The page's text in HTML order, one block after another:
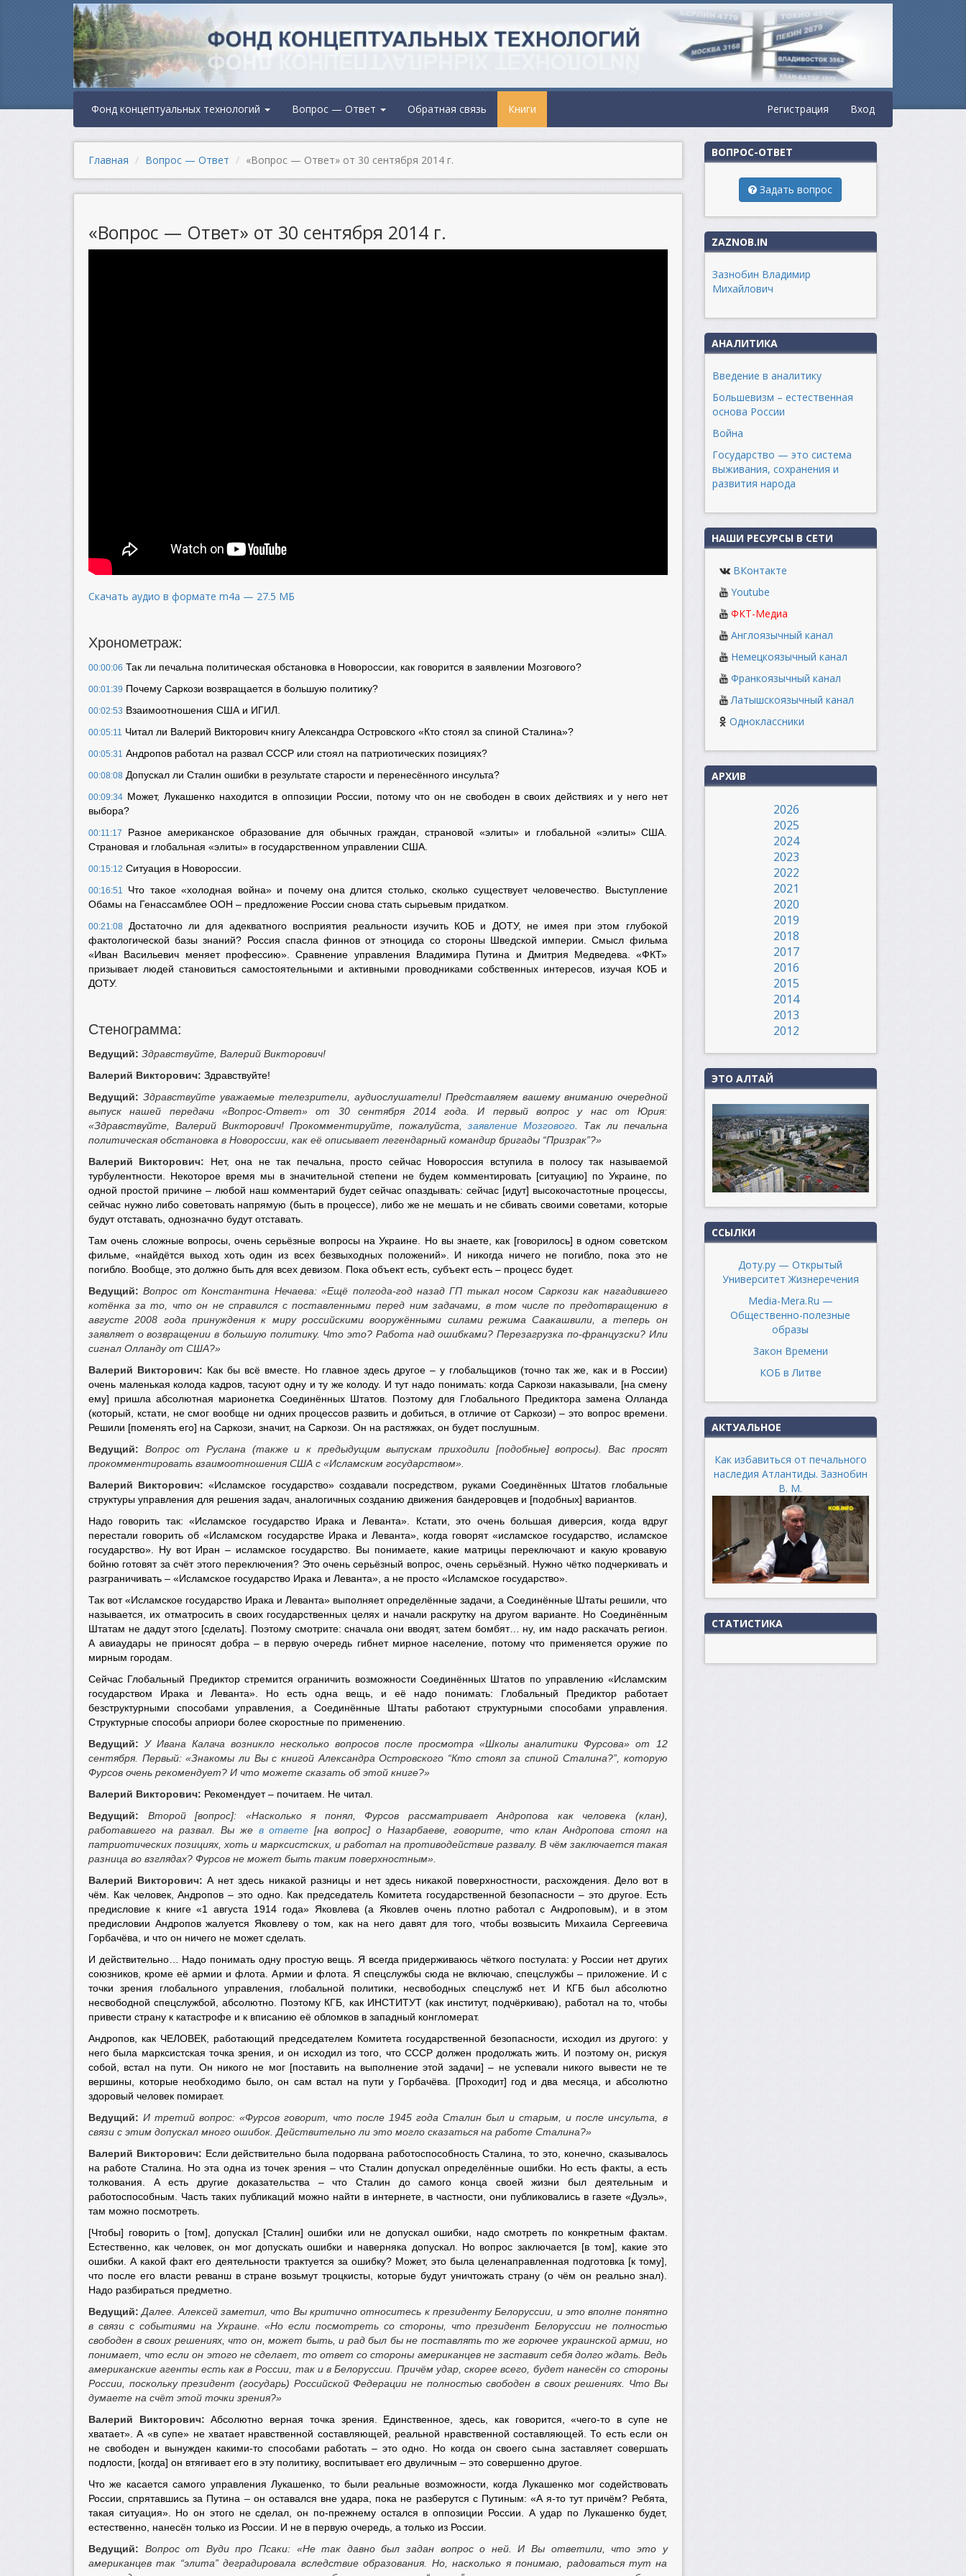
Фонд концептуальных технологий Вопрос — Ответ Обратная связь Книги Регистрация Вход
Главная Вопрос — Ответ «Вопрос — Ответ» от 30 сентября 2014 г.
«Вопрос — Ответ» от 30 сентября 2014 г.
Скачать аудио в формате m4a — 27.5 МБ
Хронометраж:
00:00:06 Так ли печальна политическая обстановка в Новороссии, как говорится в заявлении Мозгового?
00:01:39 Почему Саркози возвращается в большую политику?
00:02:53 Взаимоотношения США и ИГИЛ.
00:05:11 Читал ли Валерий Викторович книгу Александра Островского «Кто стоял за спиной Сталина»?
00:05:31 Андропов работал на развал СССР или стоял на патриотических позициях?
00:08:08 Допускал ли Сталин ошибки в результате старости и перенесённого инсульта?
00:09:34 Может, Лукашенко находится в оппозиции России, потому что он не свободен в своих действиях и у него нет
выбора?
00:11:17
Разное американское образование для обычных граждан, страновой «элиты» и глобальной «элиты» США.
Страновая и глобальная «элиты» в государственном управлении США.
00:15:12 Ситуация в Новороссии.
00:16:51
Что такое «холодная война» и почему она длится столько, сколько существует человечество. Выступление
Обамы на Генассамблее ООН – предложение России снова стать сырьевым придатком.
00:21:08
Достаточно ли для адекватного восприятия реальности изучить КОБ и ДОТУ, не имея при этом глубокой
фактологической базы знаний? Россия спасла финнов от этноцида со стороны Шведской империи. Смысл фильма
«Иван Васильевич меняет профессию». Сравнение управления Владимира Путина и Дмитрия Медведева. «ФКТ»
призывает людей становиться самостоятельными и активными проводниками собственных интересов, изучая КОБ и
ДОТУ.
Стенограмма:
Ведущий: Здравствуйте, Валерий Викторович!
Валерий Викторович: Здравствуйте!
Ведущий: Здравствуйте уважаемые телезрители, аудиослушатели! Представляем вашему вниманию очередной
выпуск нашей передачи «Вопрос-Ответ» от 30 сентября 2014 года. И первый вопрос у нас от Юрия:
«Здравствуйте, Валерий Викторович! Прокомментируйте, пожалуйста, заявление Мозгового. Так ли печальна
политическая обстановка в Новороссии, как её описывает легендарный командир бригады “Призрак”?»
Валерий Викторович: Нет, она не так печальна, просто сейчас Новороссия вступила в полосу так называемой
турбулентности. Некоторое время мы в значительной степени не будем комментировать [ситуацию] по Украине, по
одной простой причине – любой наш комментарий будет сейчас опаздывать: сейчас [идут] высокочастотные процессы,
сейчас нужно либо советовать напрямую (быть в процессе), либо же не мешать и не сбивать своими советами, которые
будут отставать, однозначно будут отставать.
Там очень сложные вопросы, очень серьёзные вопросы на Украине. Но вы знаете, как [говорилось] в одном советском
фильме, «найдётся выход хоть один из всех безвыходных положений». И никогда ничего не погибло, пока это не
погибло. Вообще, это должно быть для всех девизом. Пока объект есть, субъект есть – процесс будет.
Ведущий: Вопрос от Константина Нечаева: «Ещё полгода-год назад ГП тыкал носом Саркози как нагадившего
котёнка за то, что он не справился с поставленными перед ним задачами, в том числе по предотвращению в
августе 2008 года принуждения к миру российскими вооружёнными силами режима Саакашвили, а теперь он
заявляет о возвращении в большую политику. Что это? Работа над ошибками? Перезагрузка по-французски? Или
сигнал Олланду от США?»
Валерий Викторович: Как бы всё вместе. Но главное здесь другое – у глобальщиков (точно так же, как и в России)
очень маленькая колода кадров, тасуют одну и ту же колоду. И тут надо понимать: когда Саркози наказывали, [на смену
ему] пришла абсолютная марионетка Соединённых Штатов. Поэтому для Глобального Предиктора замена Олланда
(который, кстати, не смог вообще ни одних процессов развить и добиться, в отличие от Саркози) – это вопрос времени.
Решили [поменять его] на Саркози, значит, на Саркози. Он на растяжках, он будет послушным.
Ведущий:
Вопрос от Руслана (также и к предыдущим выпускам приходили [подобные] вопросы). Вас просят
прокомментировать взаимоотношения США с «Исламским государством».
Валерий Викторович: «Исламское государство» создавали посредством, руками Соединённых Штатов глобальные
структуры управления для решения задач, аналогичных созданию движения бандеровцев и [подобных] вариантов.
Надо говорить так: «Исламское государство Ирака и Леванта». Кстати, это очень большая диверсия, когда вдруг
перестали говорить об «Исламском государстве Ирака и Леванта», когда говорят «исламское государство, исламское
государство». Ну вот Иран – исламское государство. Вы понимаете, какие матрицы переключают и какую кровавую
бойню готовят за счёт этого переключения? Это очень серьёзный вопрос, очень серьёзный. Нужно чётко подчеркивать и
разграничивать – «Исламское государство Ирака и Леванта», а не просто «Исламское государство».
Так вот «Исламское государство Ирака и Леванта» выполняет определённые задачи, а Соединённые Штаты решили, что
называется, их отматросить в своих государственных целях и начали раскрутку на другом варианте. Но Соединённым
Штатам не дадут этого [сделать]. Поэтому смотрите: сначала они вводят, затем бомбят… ну, им надо раскачать регион.
А авиаудары не приносят добра – в первую очередь гибнет мирное население, потому что применяется оружие по
мирным городам.
Сейчас Глобальный Предиктор стремится ограничить возможности Соединённых Штатов по управлению «Исламским
государством Ирака и Леванта». Но есть одна вещь, и её надо понимать: Глобальный Предиктор работает
безструктурными способами управления, а Соединённые Штаты работают структурными способами управления.
Структурные способы априори более скоростные по применению.
Ведущий: У Ивана Калача возникло несколько вопросов после просмотра «Школы аналитики Фурсова» от 12
сентября. Первый: «Знакомы ли Вы с книгой Александра Островского “Кто стоял за спиной Сталина?”, которую
Фурсов очень рекомендует? И что можете сказать об этой книге?»
Валерий Викторович: Рекомендует – почитаем. Не читал.
Ведущий:
Второй [вопрос]:
«Насколько я понял, Фурсов рассматривает Андропова как человека (клан),
работавшего на развал. Вы же в ответе [на вопрос] о Назарбаеве, говорите, что клан Андропова стоял на
патриотических позициях, хоть и марксистских, и работал на противодействие развалу. В чём заключается такая
разница во взглядах? Фурсов не может быть таким поверхностным».
Валерий Викторович: А нет здесь никакой разницы и нет здесь никакой поверхностности, расхождения. Дело вот в
чём. Как человек, Андропов – это одно. Как председатель Комитета государственной безопасности – это другое. Есть
предисловие к книге «1 августа 1914 года» Яковлева (а Яковлев очень плотно работал с Андроповым), и в этом
предисловии Андропов жалуется Яковлеву о том, как на него давят для того, чтобы возвысить Михаила Сергеевича
Горбачёва, и что он ничего не может сделать.
И действительно… Надо понимать одну простую вещь. Я всегда придерживаюсь чёткого постулата: у России нет других
союзников, кроме её армии и флота. Армии и флота. Я спецслужбы сюда не включаю, спецслужбы – приложение. И с
точки зрения глобального управления, глобальной политики, несвободных спецслужб нет. И КГБ был абсолютно
несвободной спецслужбой, абсолютно. Поэтому КГБ, как ИНСТИТУТ (как институт, подчёркиваю), работал на то, чтобы
привести страну к катастрофе и к вписанию её обломков в западный конгломерат.
Андропов, как ЧЕЛОВЕК, работающий председателем Комитета государственной безопасности, исходил из другого: у
него была марксистская точка зрения, и он исходил из того, что СССР должен продолжать жить. И поэтому он, рискуя
собой, встал на пути. Он никого не мог [поставить на выполнение этой задачи] – не успевали никого вывести не те
вершины, которые необходимо было, он сам встал на пути у Горбачёва. [Проходит] год и два месяца, и абсолютно
здоровый человек помирает.
Ведущий: И третий вопрос: «Фурсов говорит, что после 1945 года Сталин был и старым, и после инсульта, в
связи с этим допускал много ошибок. Действительно ли это могло сказаться на работе Сталина?»
Валерий Викторович: Если действительно была подорвана работоспособность Сталина, то это, конечно, сказывалось
на работе Сталина. Но эта одна из точек зрения – что Сталин допускал определённые ошибки. Но есть факты, а есть
толкования. А есть другие доказательства – что Сталин до самого конца своей жизни был деятельным и
работоспособным. Часть таких публикаций можно найти в интернете, в частности, они публиковались в газете «Дуэль»,
там можно посмотреть.
[Чтобы] говорить о [том], допускал [Сталин] ошибки или не допускал ошибки, надо смотреть по конкретным фактам.
Естественно, как человек, он мог допускать ошибки и наверняка допускал. Но вопрос заключается [в том], какие это
ошибки. А какой факт его деятельности трактуется за ошибку? Может, это была целенаправленная подготовка [к тому],
что после его власти реванш в стране возьмут троцкисты, которые будут уничтожать страну (о чём он реально знал).
Надо разбираться предметно.
Ведущий: Далее. Алексей заметил, что Вы критично относитесь к президенту Белоруссии, и это вполне понятно
в связи с событиями на Украине. «Но если посмотреть со стороны, что президент Белоруссии не полностью
свободен в своих решениях, что он, может быть, и рад был бы не поставлять то же горючее украинской армии, но
понимает, что если он этого не сделает, то ответ со стороны американцев не заставит себя долго ждать. Ведь
американские агенты есть как в России, так и в Белоруссии. Причём удар, скорее всего, будет нанесён со стороны
России, поскольку президент (государь) Российской Федерации не полностью свободен в своих решениях. Что Вы
думаете на счёт этой точки зрения?»
Валерий Викторович: Абсолютно верная точка зрения. Единственное, здесь, как говорится, «чего-то в супе не
хватает». А «в супе» не хватает нравственной составляющей, реальной нравственной составляющей. То есть если он
не свободен и вынужден какими-то способами работать – это одно. Но когда он своего сына заставляет совершать
подлости, [когда] он втягивает его в эту политику, воспитывает его двуличным – это совершенно другое.
Что же касается самого управления Лукашенко, то были реальные возможности, когда Лукашенко мог содействовать
России, спрятавшись за Путина – он оставался вне удара, пока не разберутся с Путиным: «А я-то тут причём? Ребята,
такая ситуация». Но он этого не сделал, он по-прежнему остался в оппозиции России. А удар по Лукашенко будет,
естественно, нанесён только из России. И не в первую очередь, а только из России.
Ведущий:
Вопрос от Вуди про Псаки: «Не так давно был задан вопрос о ней. И Вы ответили, что это у
американцев так “элита” деградировала вследствие образования. Но, насколько я понимаю, радоваться тут на
ВОПРОС-ОТВЕТ
Задать вопрос
ZAZNOB.IN
Зазнобин Владимир
Михайлович
АНАЛИТИКА
Введение в аналитику
Большевизм – естественная
основа России
Война
Государство — это система
выживания, сохранения и
развития народа
НАШИ РЕСУРСЫ В СЕТИ
ВКонтакте
Youtube
ФКТ-Медиа
Англоязычный канал
Немецкоязычный канал
Франкоязычный канал
Латышскоязычный канал
Одноклассники
АРХИВ
2026
2025
2024
2023
2022
2021
2020
2019
2018
2017
2016
2015
2014
2013
2012
ЭТО АЛТАЙ
ССЫЛКИ
Доту.ру — Открытый
Университет Жизнеречения
Media-Mera.Ru —
Общественно-полезные
образы
Закон Времени
КОБ в Литве
АКТУАЛЬНОЕ
Как избавиться от печального
наследия Атлантиды. Зазнобин
В. М.
СТАТИСТИКА